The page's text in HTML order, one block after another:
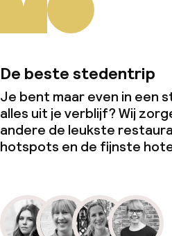
De beste stedentrip
Je bent maar even in een
alles uit je verblijf? Wij
andere de leukste
hotspots en de fijnste